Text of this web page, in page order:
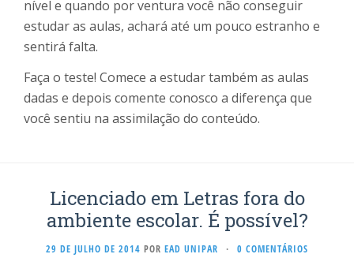
nível e quando por ventura você não conseguir
estudar as aulas, achará até um pouco estranho e
sentirá falta.
Faça o teste! Comece a estudar também as aulas
dadas e depois comente conosco a diferença que
você sentiu na assimilação do conteúdo.
Licenciado em Letras fora do
ambiente escolar. É possível?
29 DE JULHO DE 2014 POR EAD UNIPAR · 0 COMENTÁRIOS